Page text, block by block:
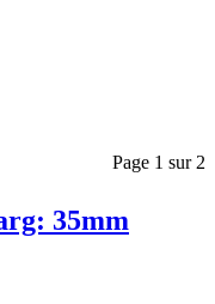
Page 1 sur 2
35mm